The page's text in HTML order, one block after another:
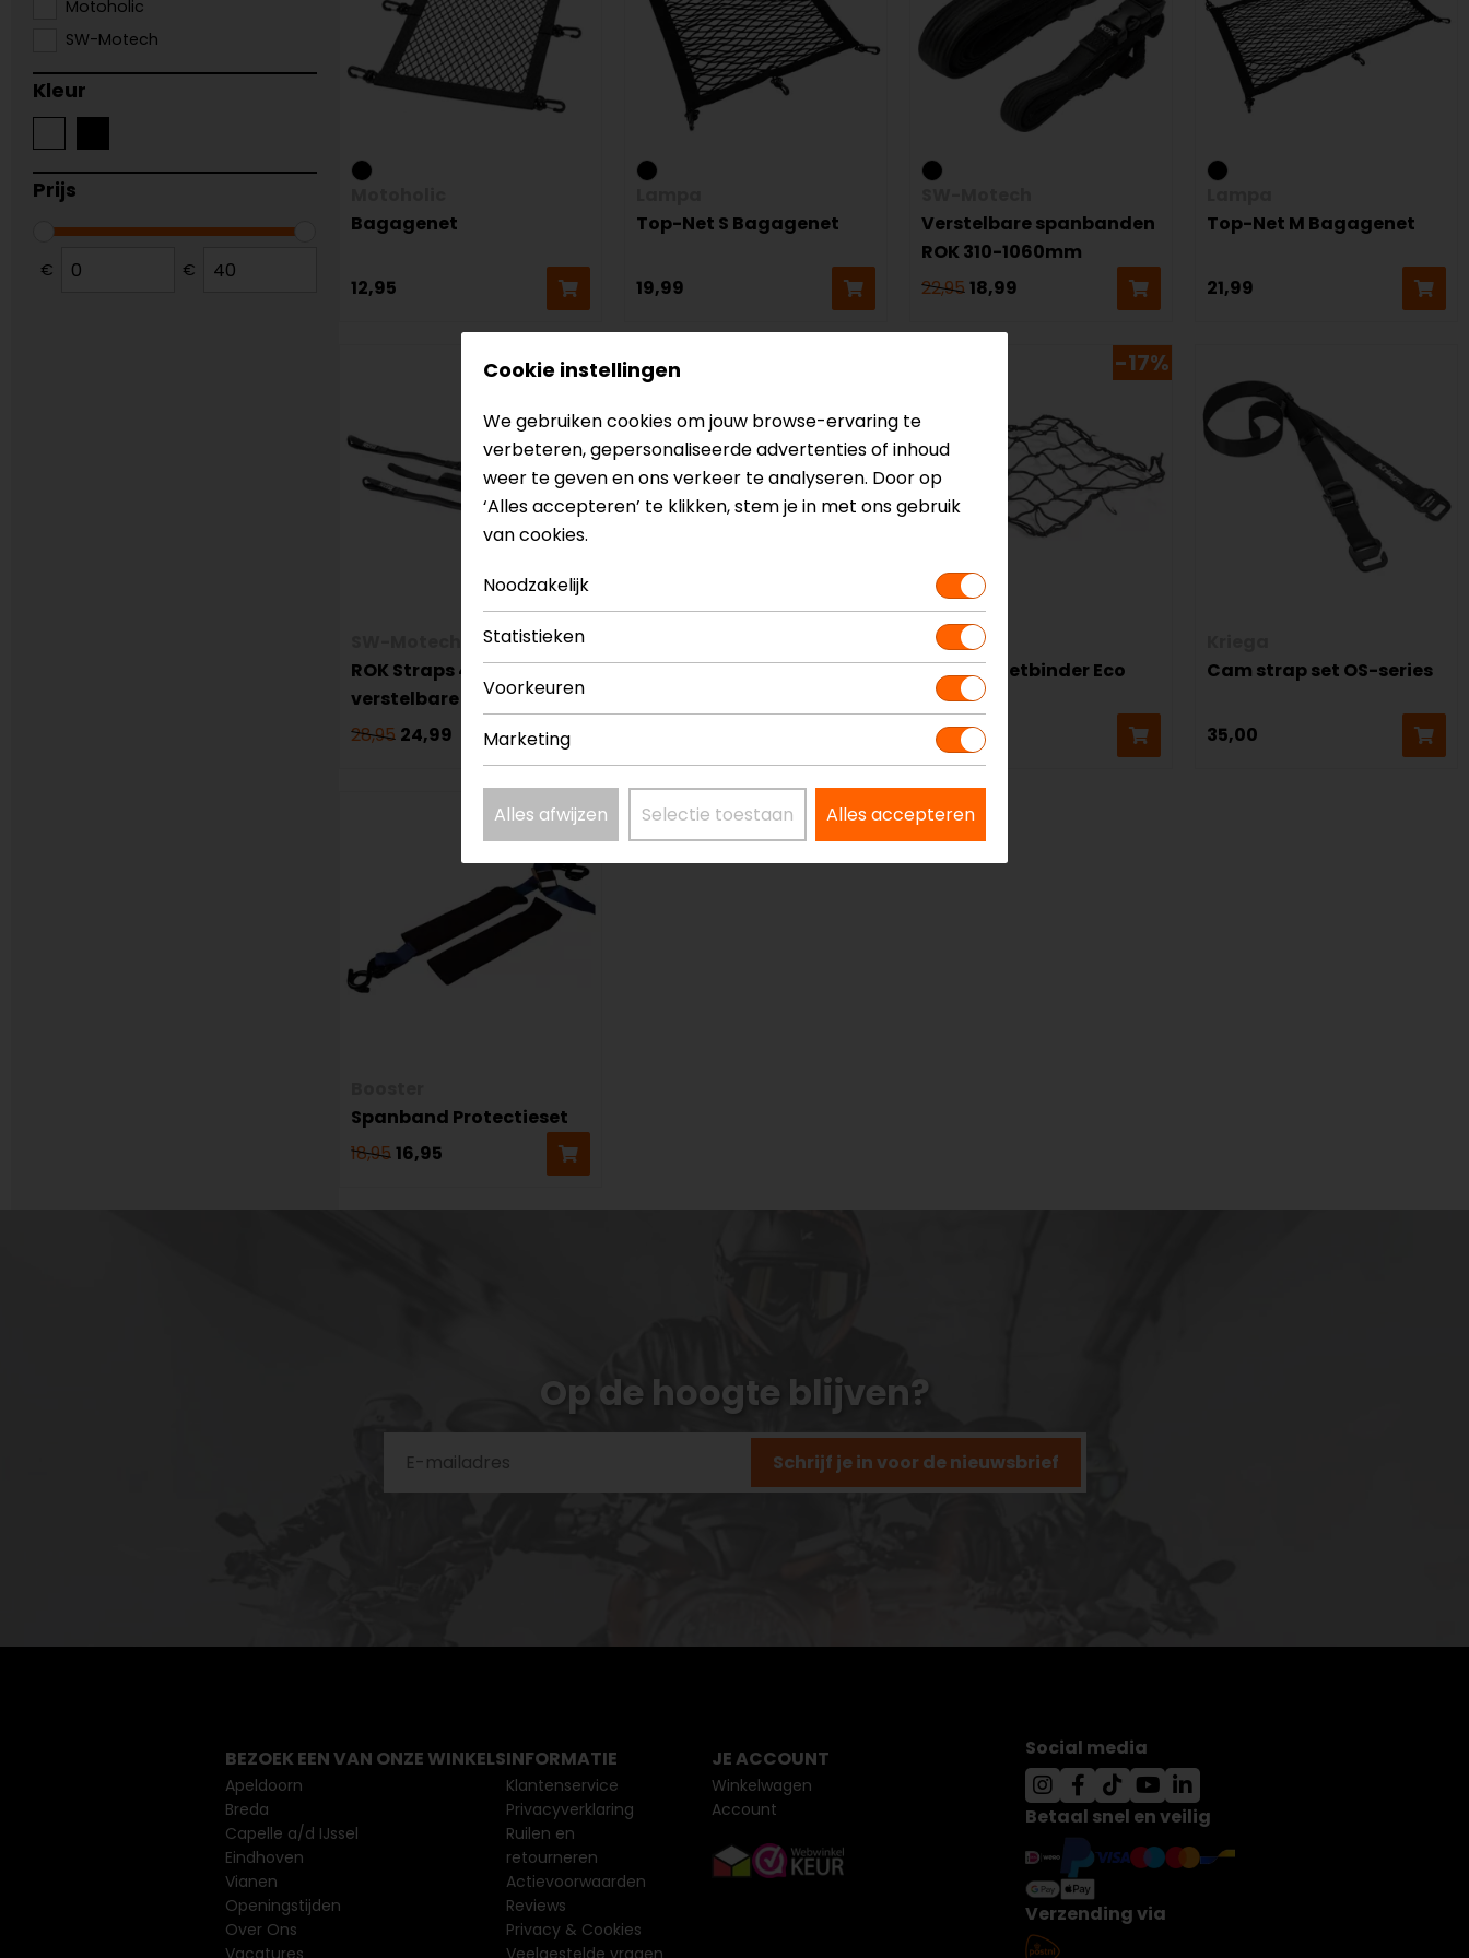
Motoholic
SW-Motech
Kleur
Prijs
€ €
Bagagenet
12,95
Top-Net S Bagagenet
19,99
Verstelbare spanbanden
ROK 310-1060mm
22,9518,99
Top-Net M Bagagenet
21,99
-14%
ROK Straps 45-140 cm
verstelbare spanbanden
28,95 24,99
Bagageriem
-17%
Booster
Bagagenetbinder Eco
5,954,95
Cam strap set OS-series
35,00
-11%
Spanband Protectieset
18,9516,95
Op de hoogte blijven?
Schrijf je in voor de nieuwsbrief
Cookie instellingen
We gebruiken cookies om jouw browse-ervaring te
verbeteren, gepersonaliseerde advertenties of inhoud
weer te geven en ons verkeer te analyseren. Door op
‘Alles accepteren’ te klikken, stem je in met ons gebruik
van cookies.
Noodzakelijk
Statistieken
Voorkeuren
Marketing
Alles afwijzen Selectie toestaan Alles accepteren
BEZOEK EEN VAN ONZE WINKELS
Apeldoorn
Breda
Capelle a/d IJssel
Eindhoven
Vianen
Openingstijden
Over Ons
Vacatures
INFORMATIE
Klantenservice
Privacyverklaring
Ruilen en
retourneren
Actievoorwaarden
Reviews
Privacy & Cookies
Veelgestelde vragen
JE ACCOUNT
Winkelwagen
Account
Social media
Betaal snel en veilig
Verzending via